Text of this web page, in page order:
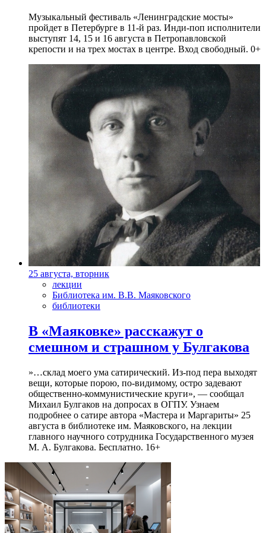
Музыкальный фестиваль «Ленинградские мосты»
пройдет в Петербурге в 11-й раз. Инди-поп исполнители
выступят 14, 15 и 16 августа в Петропавловской
крепости и на трех мостах в центре. Вход свободный. 0+
25 августа, вторник
лекции
Библиотека им. В.В. Маяковского
библиотеки
В «Маяковке» расскажут о
смешном и страшном у Булгакова
»…склад моего ума сатирический. Из-под пера выходят
вещи, которые порою, по-видимому, остро задевают
общественно-коммунистические круги», — сообщал
Михаил Булгаков на допросах в ОГПУ. Узнаем
подробнее о сатире автора «Мастера и Маргариты» 25
августа в библиотеке им. Маяковского, на лекции
главного научного сотрудника Государственного музея
М. А. Булгакова. Бесплатно. 16+